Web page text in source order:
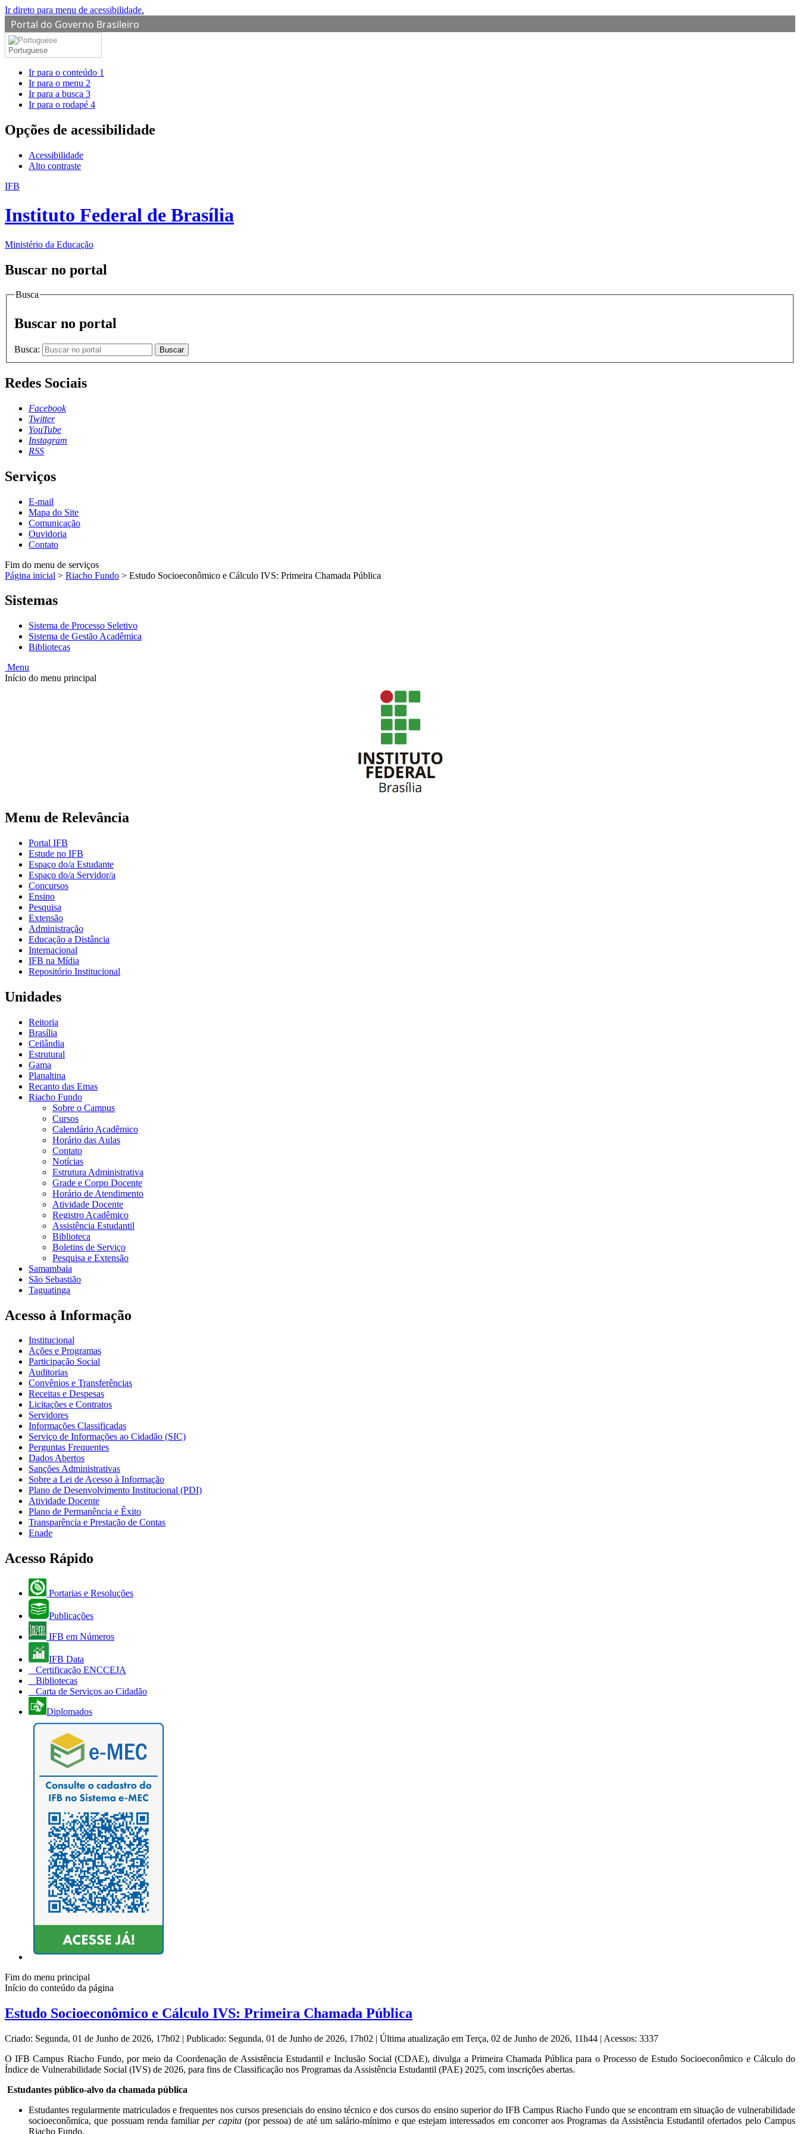
Ir direto para menu de acessibilidade.
Portal do Governo Brasileiro
Portuguese
Ir para o conteúdo 1
Ir para o menu 2
Ir para a busca 3
Ir para o rodapé 4
Opções de acessibilidade
Acessibilidade
Alto contraste
IFB
Instituto Federal de Brasília
Ministério da Educação
Buscar no portal
Busca
Buscar no portal
Busca: Buscar
Redes Sociais
Facebook
Twitter
YouTube
Instagram
RSS
Serviços
E-mail
Mapa do Site
Comunicação
Ouvidoria
Contato
Fim do menu de serviços
Página inicial > Riacho Fundo > Estudo Socioeconômico e Cálculo IVS: Primeira Chamada Pública
Sistemas
Sistema de Processo Seletivo
Sistema de Gestão Acadêmica
Bibliotecas
Menu
Início do menu principal
Menu de Relevância
Portal IFB
Estude no IFB
Espaço do/a Estudante
Espaço do/a Servidor/a
Concursos
Ensino
Pesquisa
Extensão
Administração
Educação a Distância
Internacional
IFB na Mídia
Repositório Institucional
Unidades
Reitoria
Brasília
Ceilândia
Estrutural
Gama
Planaltina
Recanto das Emas
Riacho Fundo
Sobre o Campus
Cursos
Calendário Acadêmico
Horário das Aulas
Contato
Notícias
Estrutura Administrativa
Grade e Corpo Docente
Horário de Atendimento
Atividade Docente
Registro Acadêmico
Assistência Estudantil
Biblioteca
Boletins de Serviço
Pesquisa e Extensão
Samambaia
São Sebastião
Taguatinga
Acesso à Informação
Institucional
Ações e Programas
Participação Social
Auditorias
Convênios e Transferências
Receitas e Despesas
Licitações e Contratos
Servidores
Informações Classificadas
Serviço de Informações ao Cidadão (SIC)
Perguntas Frequentes
Dados Abertos
Sanções Administrativas
Sobre a Lei de Acesso à Informação
Plano de Desenvolvimento Institucional (PDI)
Atividade Docente
Plano de Permanência e Êxito
Transparência e Prestação de Contas
Enade
Acesso Rápido
Portarias e Resoluções
Publicações
IFB em Números
IFB Data
Certificação ENCCEJA
Bibliotecas
Carta de Serviços ao Cidadão
Diplomados
Fim do menu principal
Início do conteúdo da página
Estudo Socioeconômico e Cálculo IVS: Primeira Chamada Pública
Criado: Segunda, 01 de Junho de 2026, 17h02 | Publicado: Segunda, 01 de Junho de 2026, 17h02 | Última atualização em Terça, 02 de Junho de 2026, 11h44 | Acessos: 3337
O IFB Campus Riacho Fundo, por meio da Coordenação de Assistência Estudantil e Inclusão Social (CDAE), divulga a Primeira Chamada Pública para o Processo de Estudo Socioeconômico e Cálculo do
Índice de Vulnerabilidade Social (IVS) de 2026, para fins de Classificação nos Programas da Assistência Estudantil (PAE) 2025, com inscrições abertas.
Estudantes público-alvo da chamada pública
Estudantes regularmente matriculados e frequentes nos cursos presenciais do ensino técnico e dos cursos do ensino superior do IFB Campus Riacho Fundo que se encontram em situação de vulnerabilidade
socioeconômica, que possuam renda familiarper capita(por pessoa) de até um salário-mínimo e que estejam interessados em concorrer aos Programas da Assistência Estudantil ofertados pelo Campus
Riacho Fundo.